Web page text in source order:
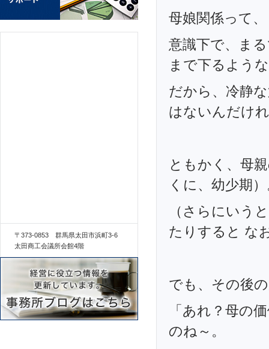
母娘関係って、
意識下で、ま
まで下るよう
だから、冷静
はないんだけ
ともかく、母
くに、幼少期
（さらにいう
たりすると な
でも、その後
「あれ？母の
のね～。
〒373-0853 群馬県太田市浜町3-6
太田商工会議所会館4階